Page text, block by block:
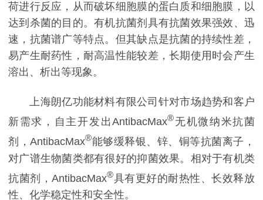
荷进行反应，从而破坏细胞膜的蛋白质和细胞膜，以
达到杀菌的目的。有机抗菌剂具有抗菌效果强效、迅
速，抗菌谱广等特点。但其缺点是抗菌的持续性差，
易产生耐药性，耐高温性能较差，长期使用时会产生
溶出、析出等现象。
上海朗亿功能材料有限公司针对市场趋势和客户
新需求，自主开发出AntibacMax®无机微纳米抗菌
剂，AntibacMax®能够缓释银、锌、铜等抗菌离子，
对广谱生物菌类都有很好的抑菌效果。相对于有机类
抗菌剂，AntibacMax®具有更好的耐热性、长效释放
性、化学稳定性和安全性。